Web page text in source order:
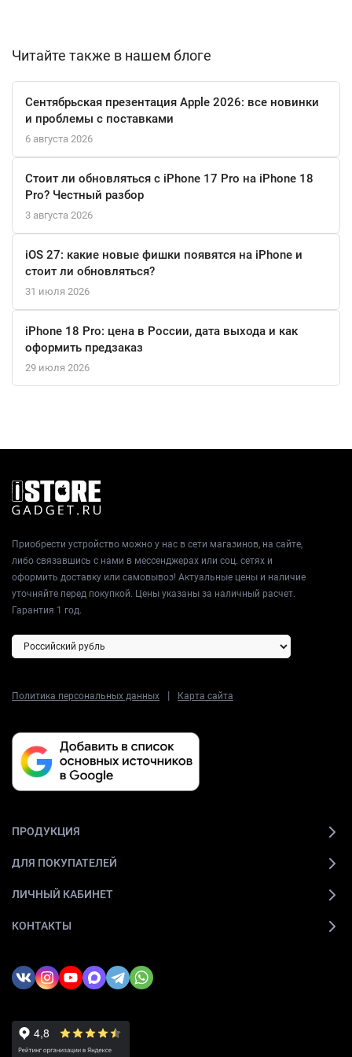
устройствами умного дома, а NFC-функция позволяет
совершать бесконтактные платежи. Galaxy Z Flip6 — это не
просто смартфон, это стильный аксессуар, который
подчеркивает ваш индивидуальный стиль и обеспечивает
Читайте также в нашем блоге
Сентябрьская презентация Apple 2026: все новинки
и проблемы с поставками
6 августа 2026
Стоит ли обновляться с iPhone 17 Pro на iPhone 18
Pro? Честный разбор
3 августа 2026
iOS 27: какие новые фишки появятся на iPhone и
стоит ли обновляться?
31 июля 2026
iPhone 18 Pro: цена в России, дата выхода и как
оформить предзаказ
29 июля 2026
Приобрести устройство можно у нас в сети магазинов, на сайте,
либо связавшись с нами в мессенджерах или соц. сетях и
оформить доставку или самовывоз! Актуальные цены и наличие
уточняйте перед покупкой. Цены указаны за наличный расчет.
Гарантия 1 год.
Политика персональных данных | Карта сайта
ПРОДУКЦИЯ
ДЛЯ ПОКУПАТЕЛЕЙ
ЛИЧНЫЙ КАБИНЕТ
КОНТАКТЫ